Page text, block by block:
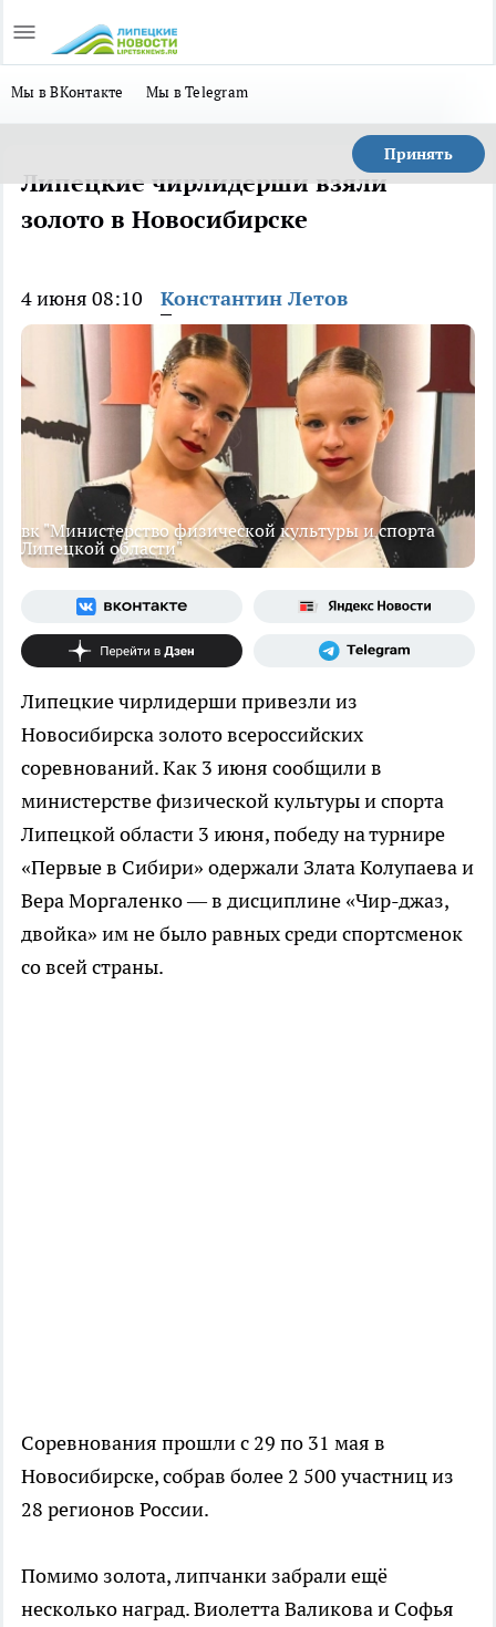
Мы в ВКонтакте Мы в Telegram
Принять
Липецкие чирлидерши взяли
золото в Новосибирске
4 июня 08:10 Константин Летов
вк "Министерство физической культуры и спорта
Липецкой области"
Липецкие чирлидерши привезли из
Новосибирска золото всероссийских
соревнований. Как 3 июня сообщили в
министерстве физической культуры и спорта
Липецкой области 3 июня, победу на турнире
«Первые в Сибири» одержали Злата Колупаева и
Вера Моргаленко — в дисциплине «Чир-джаз,
двойка» им не было равных среди спортсменок
со всей страны.
Соревнования прошли с 29 по 31 мая в
Новосибирске, собрав более 2 500 участниц из
28 регионов России.
Помимо золота, липчанки забрали ещё
несколько наград. Виолетта Валикова и Софья